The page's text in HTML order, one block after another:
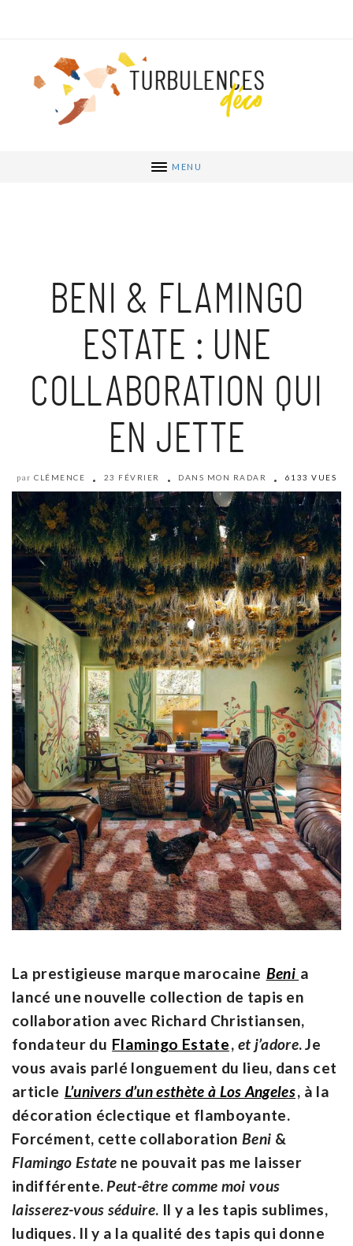
MENU
BENI & FLAMINGO
ESTATE : UNE
COLLABORATION QUI
EN JETTE
par CLÉMENCE 23 FÉVRIER DANS MON RADAR 6133 VUES
La prestigieuse marque marocaine Beni a
lancé une nouvelle collection de tapis en
collaboration avec Richard Christiansen,
fondateur du Flamingo Estate, et j’adore. Je
vous avais parlé longuement du lieu, dans cet
article L’univers d’un esthète à Los Angeles, à la
décoration éclectique et flamboyante.
Forcément, cette collaboration Beni &
Flamingo Estate ne pouvait pas me laisser
indifférente. Peut-être comme moi vous
laisserez-vous séduire. Il y a les tapis sublimes,
ludiques. Il y a la qualité des tapis qui donne